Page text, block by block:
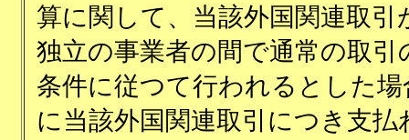
算に関して、当該外国関連取引
独立の事業者の間で通常の取引
条件に従つて行われるとした場
に当該外国関連取引につき支払